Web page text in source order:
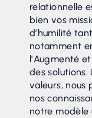
relationnelle
bien vos
d’humilité
notamment
l’Augmenté
des
valeurs, nous
nos
notre modèle